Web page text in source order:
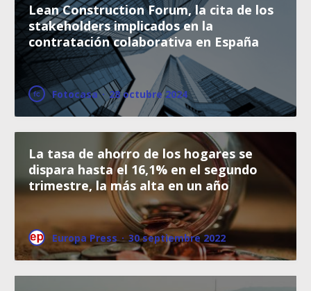
Lean Construction Forum, la cita de los
stakeholders implicados en la
contratación colaborativa en España
Fotocasa · 28 octubre 2024
La tasa de ahorro de los hogares se
dispara hasta el 16,1% en el segundo
trimestre, la más alta en un año
Europa Press · 30 septiembre 2022